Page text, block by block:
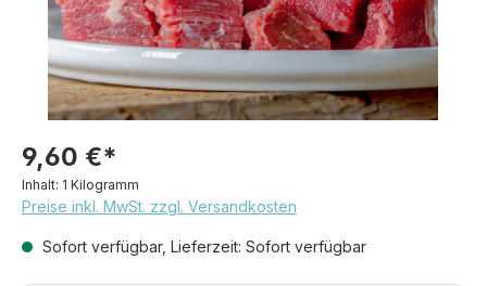
9,60 €*
Inhalt: 1 Kilogramm
Preise inkl. MwSt. zzgl. Versandkosten
Sofort verfügbar, Lieferzeit: Sofort verfügbar